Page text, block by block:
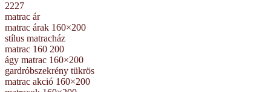
2227
matrac ár
matrac árak 160×200
stílus matracház
matrac 160 200
ágy matrac 160×200
gardróbszekrény tükrös
matrac akció 160×200